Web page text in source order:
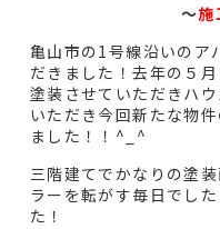
〜施
亀山市の1号線沿いのア
だきました！去年の５
塗装させていただきハ
いただき今回新たな物
ました！！^_^
三階建てでかなりの塗
ラーを転がす毎日でし
た！